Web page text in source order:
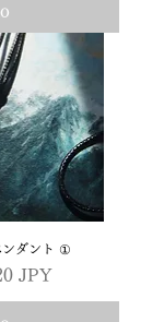
ンダント ①
de oferta
JPY